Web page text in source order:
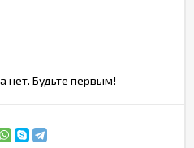
нет. Будьте первым!